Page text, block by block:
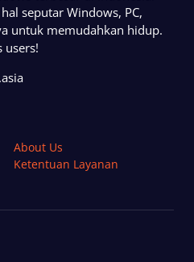
seputar Windows, PC,
untuk memudahkan hidup.
users!
About Us
Ketentuan Layanan